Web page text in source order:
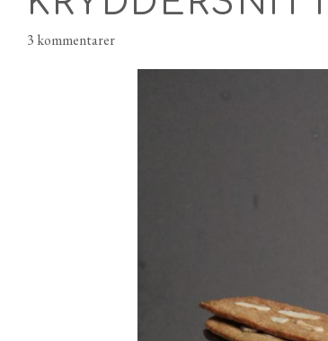
3 kommentarer